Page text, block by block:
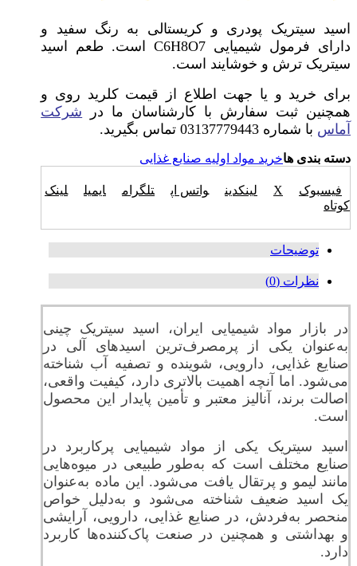
اسید سیتریک پودری و کریستالی به رنگ سفید و
دارای فرمول شیمیایی C6H8O7 است. طعم اسید
سیتریک ترش و خوشایند است.
برای خرید و یا جهت اطلاع از قیمت‌ کلرید روی و
همچنین ثبت سفارش با کارشناسان ما در شرکت
آماس با شماره 03137779443 تماس بگیرید.
دسته بندی هاخرید مواد اولیه صنایع غذایی
فیسبوک X لینکدین واتس اپ تلگرام ایمیل
لینک
کوتاه
توضیحات
نظرات (0)
در بازار مواد شیمیایی ایران، اسید سیتریک چینی
به‌عنوان یکی از پرمصرف‌ترین اسیدهای آلی در
صنایع غذایی، دارویی، شوینده و تصفیه آب شناخته
می‌شود. اما آنچه اهمیت بالاتری دارد، کیفیت واقعی،
اصالت برند، آنالیز معتبر و تأمین پایدار این محصول
است.
اسید سیتریک یکی از مواد شیمیایی پرکاربرد در
صنایع مختلف است که به‌طور طبیعی در میوه‌هایی
مانند لیمو و پرتقال یافت می‌شود. این ماده به‌عنوان
یک اسید ضعیف شناخته می‌شود و به‌دلیل خواص
منحصر به‌فردش، در صنایع غذایی، دارویی، آرایشی
و بهداشتی و همچنین در صنعت پاک‌کننده‌ها کاربرد
دارد.